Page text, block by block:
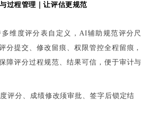
过程管理 ｜让评估更规范
度评分表自定义，AI辅助规范评分尺
分提交、修改留痕、权限管控全程留痕，
障评分过程规范、结果可信，便于审计与
评分、成绩修改须审批、签字后锁定结